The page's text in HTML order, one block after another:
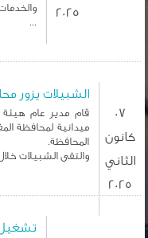
2025
...
07
كانون
الثاني
2025
الشبيلات يزور
قام مدير عام هيئة
ميدانية لمحافظة
المحافظة.
والتقى الشبيلات
تشغيل